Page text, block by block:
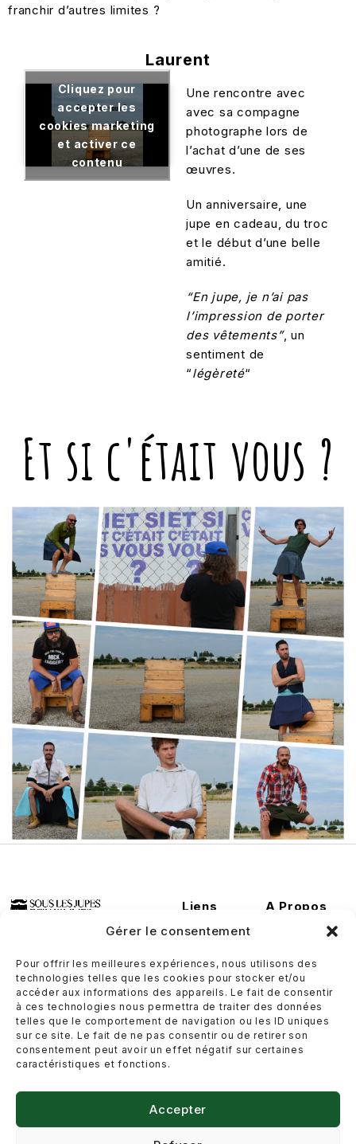
Gérer le consentement
Pour offrir les meilleures expériences, nous utilisons des
technologies telles que les cookies pour stocker et/ou
accéder aux informations des appareils. Le fait de consentir
à ces technologies nous permettra de traiter des données
telles que le comportement de navigation ou les ID uniques
sur ce site. Le fait de ne pas consentir ou de retirer son
consentement peut avoir un effet négatif sur certaines
caractéristiques et fonctions.
Accepter
franchir d’autres limites ?
Laurent
Cliquez pour
accepter les
cookies marketing
et activer ce
contenu
Une rencontre avec
avec sa compagne
photographe lors de
l’achat d’une de ses
œuvres.
Un anniversaire, une
jupe en cadeau, du troc
et le début d’une belle
amitié.
“En jupe, je n’ai pas
l’impression de porter
des vêtements”, un
sentiment de
“légèreté“
Et si c'était vous ?
Liens
Contactez-
Où nous
trouver
Guide des
tailles
A Propos
générales de
Politique de
retour et de
rétractation
Politique de
confidentialité